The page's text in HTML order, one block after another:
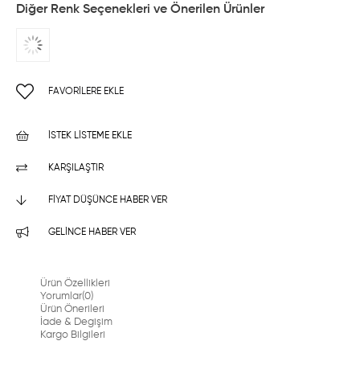
Diğer Renk Seçenekleri ve Önerilen Ürünler
FAVORILERE EKLE
İSTEK LISTEME EKLE
KARŞILAŞTIR
FIYAT DÜŞÜNCE HABER VER
GELINCE HABER VER
Ürün Özellikleri
Yorumlar(0)
Ürün Önerileri
İade & Degişim
Kargo Bilgileri